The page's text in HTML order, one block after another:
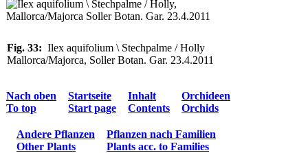
Fig. 33: Ilex aquifolium \ Stechpalme / Holly
Mallorca/Majorca, Soller Botan. Gar. 23.4.2011
Nach oben
To top
Startseite
Start page
Inhalt
Contents
Orchideen
Orchids
Andere Pflanzen
Other Plants
Pflanzen nach Familien
Plants acc. to Families